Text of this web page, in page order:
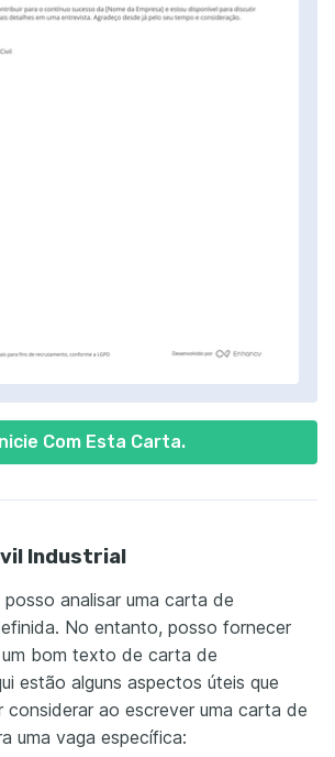
Com Esta Carta.
Industrial
analisar uma carta de
No entanto, posso fornecer
bom texto de carta de
estão alguns aspectos úteis que
considerar ao escrever uma carta de
uma vaga específica: